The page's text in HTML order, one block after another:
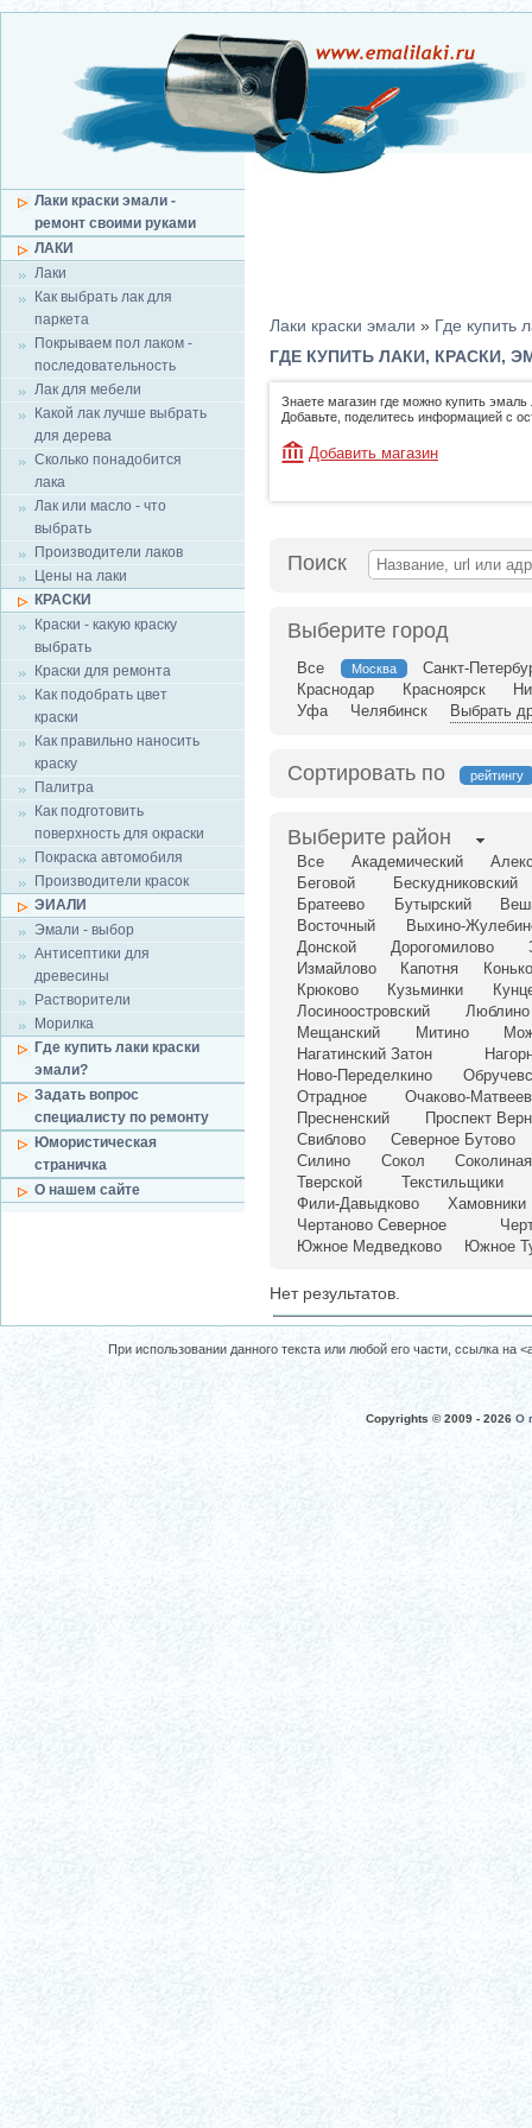
Лаки краски эмали -
ремонт своими руками
ЛАКИ
Лаки
Как выбрать лак для
паркета
Покрываем пол лаком -
последовательность
Лак для мебели
Какой лак лучше выбрать
для дерева
Сколько понадобится
лака
Лак или масло - что
выбрать
Производители лаков
Цены на лаки
КРАСКИ
Краски - какую краску
выбрать
Краски для ремонта
Как подобрать цвет
краски
Как правильно наносить
краску
Палитра
Как подготовить
поверхность для окраски
Покраска автомобиля
Производители красок
ЭИАЛИ
Эмали - выбор
Антисептики для
древесины
Растворители
Морилка
Где купить лаки краски
эмали?
Задать вопрос
специалисту по ремонту
Юмористическая
страничка
О нашем сайте
Лаки краски эмали » Где купить
ГДЕ КУПИТЬ ЛАКИ, КРАСКИ,
Знаете магазин где можно купить эмаль
Добавьте, поделитесь информацией с
Добавить магазин
Поиск
Выберите город
Все Москва
Санкт-
Краснодар
Красноярск
Уфа
Челябинск Выбрать
Сортировать по рейтингу
Выберите район
Все Академический
Беговой
Бескудниковский
Братеево
Бутырский
Восточный
Выхино-
Донской
Дорогомилово
Измайлово
Капотня
Крюково
Кузьминки
Лосиноостровский
Люблино
Мещанский
Митино
Нагатинский Затон
Ново-Переделкино
Отрадное
Очаково-
Пресненский
Проспект
Свиблово
Северное Бутово
Силино
Сокол
Тверской
Текстильщики
Фили-Давыдково
Хамовники
Чертаново Северное
Южное Медведково
Южное
Нет результатов.
При использовании данного текста или любой его части, ссылка
Copyrights © 2009 - 2026 О